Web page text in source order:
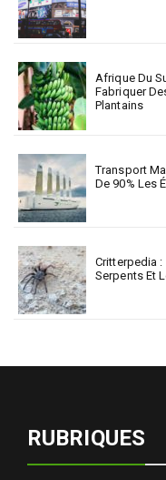
Afrique Du
Fabriquer
Plantains
Transport
De 90% Les
Critterpedia :
Serpents Et
RUBRIQUES